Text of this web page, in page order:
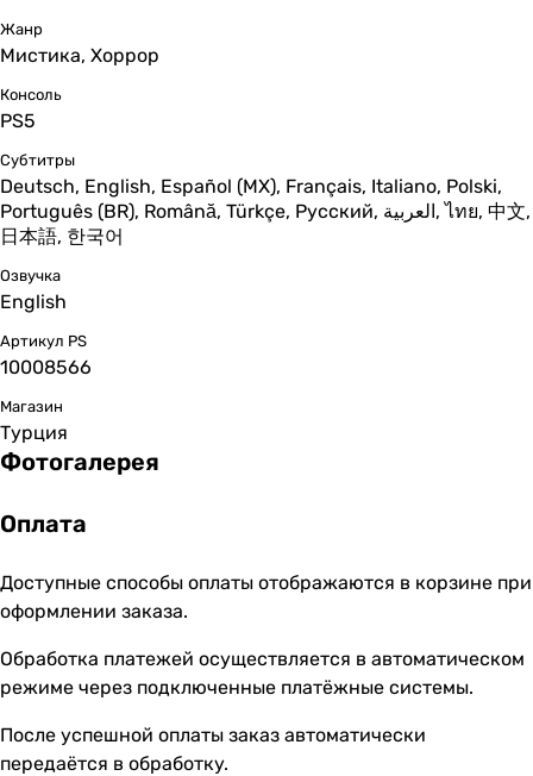
Жанр
Мистика, Хоррор
Консоль
PS5
Субтитры
Deutsch, English, Español (MX), Français, Italiano, Polski,
Português (BR), Română, Türkçe, Русский, العربية, ไทย, 中文,
日本語, 한국어
Озвучка
English
Артикул PS
10008566
Магазин
Турция
Фотогалерея
Оплата
Доступные способы оплаты отображаются в корзине при
оформлении заказа.
Обработка платежей осуществляется в автоматическом
режиме через подключенные платёжные системы.
После успешной оплаты заказ автоматически
передаётся в обработку.